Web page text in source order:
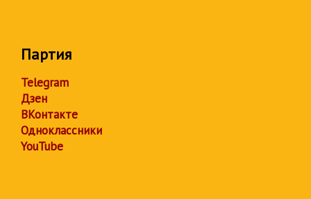
Партия
Telegram
Дзен
ВКонтакте
Одноклассники
YouTube